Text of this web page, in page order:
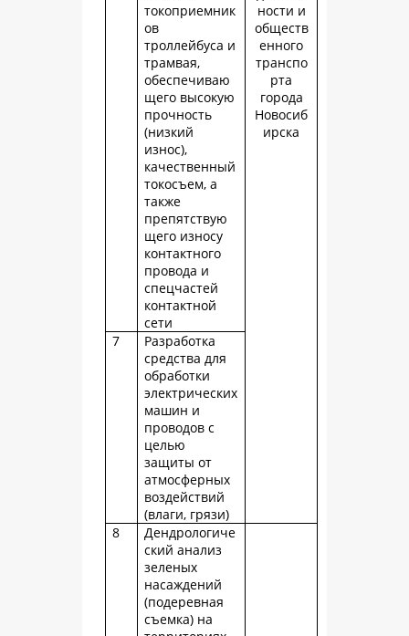
ности и
обществ
енного
транспо
рта
города
Новосиб
ирска
токоприемник
ов
троллейбуса и
трамвая,
обеспечиваю
щего высокую
прочность
(низкий
износ),
качественный
токосъем, а
также
препятствую
щего износу
контактного
провода и
спецчастей
контактной
сети
7
Разработка
средства для
обработки
электрических
машин и
проводов с
целью
защиты от
атмосферных
воздействий
(влаги, грязи)
8
Дендрологиче
ский анализ
зеленых
насаждений
(подеревная
съемка) на